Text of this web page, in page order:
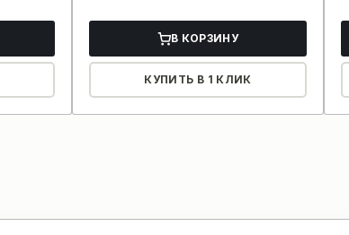
В КОРЗИНУ
КУПИТЬ В 1 КЛИК